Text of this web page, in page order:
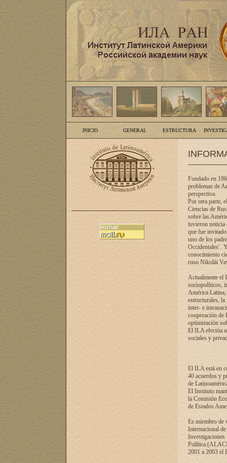
INICIO GENERAL ESTRUCTURA
Fundado en
problemas de
perspectiva.
Por otra parte,
Ciencias de
sobre las
tuvieron noticia
que fue
uno de los
Occidentales¨.
conocimiento
ruso Nikolái
Actualmente el
sociopolíticos,
América Latina,
estructurales,
inter- e
cooperación de
optimización
El ILA efectúa
sociales y
El ILA está en
40 acuerdos y
de
El Instituto
la Comisión
de Estados
Es miembro de
Internacional
Investigaciones
Política
2001 a 2003 el